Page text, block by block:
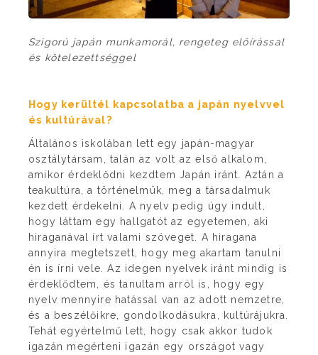
Szigorú japán munkamorál, rengeteg előírással
és kötelezettséggel
Hogy kerültél kapcsolatba a japán nyelvvel
és kultúrával?
Általános iskolában lett egy japán-magyar
osztálytársam, talán az volt az első alkalom,
amikor érdeklődni kezdtem Japán iránt. Aztán a
teakultúra, a történelmük, meg a társadalmuk
kezdett érdekelni. A nyelv pedig úgy indult,
hogy láttam egy hallgatót az egyetemen, aki
hiraganával írt valami szöveget. A hiragana
annyira megtetszett, hogy meg akartam tanulni
én is írni vele. Az idegen nyelvek iránt mindig is
érdeklődtem, és tanultam arról is, hogy egy
nyelv mennyire hatással van az adott nemzetre,
és a beszélőikre, gondolkodásukra, kultúrájukra.
Tehát egyértelmű lett, hogy csak akkor tudok
igazán megérteni igazán egy országot vagy